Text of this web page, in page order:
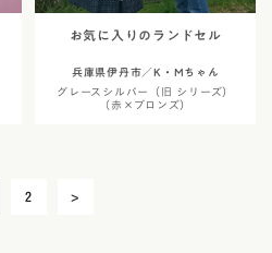
お気に入りのランドセル
兵庫県伊丹市／K・Mちゃん
グレースシルバー（旧 シリーズ）
（赤×ブロンズ）
2 >